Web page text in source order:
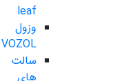
leaf
وزول
VOZOL
سالت
های